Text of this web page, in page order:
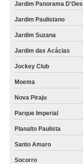
Jardim Panorama
Jardim Paulistano
Jardim Suzana
Jardim das Acácias
Jockey Club
Moema
Nova Piraju
Parque Imperial
Planalto Paulista
Santo Amaro
Socorro